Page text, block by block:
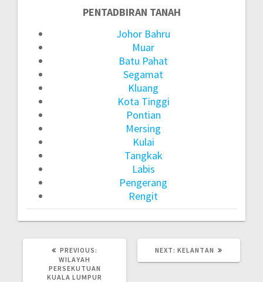
PENTADBIRAN TANAH
Johor Bahru
Muar
Batu Pahat
Segamat
Kluang
Kota Tinggi
Pontian
Mersing
Kulai
Tangkak
Labis
Pengerang
Rengit
PREVIOUS:
WILAYAH
PERSEKUTUAN
KUALA LUMPUR
NEXT: NEXT
KELANTAN